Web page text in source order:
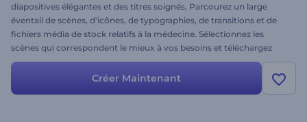
diapositives élégantes et des titres soignés. Parcourez un large
éventail de scènes, d'icônes, de typographies, de transitions et de
fichiers média de stock relatifs à la médecine. Sélectionnez les
scènes qui correspondent le mieux à vos besoins et téléchargez
votre vidéo en quelques minutes. Convient parfaitement pour des
promotions, des présentations médicales, des vidéos explicative
d'entreprise et d'autres projets similaires. Essayez dès maintenant !
Créer Maintenant